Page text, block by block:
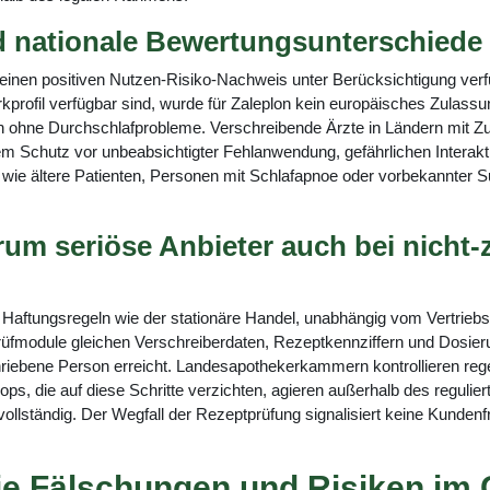
nationale Bewertungsunterschiede
positiven Nutzen-Risiko-Nachweis unter Berücksichtigung
verfügbar sind, wurde für Zaleplon kein europäisches
Durchschlafprobleme. Verschreibende Ärzte in Ländern mit
Schutz vor unbeabsichtigter Fehlanwendung, gefährlichen
ältere Patienten, Personen mit Schlafapnoe oder vorbekannter
seriöse Anbieter auch bei
wie der stationäre Handel, unabhängig vom
gleichen Verschreiberdaten, Rezeptkennziffern und
Person erreicht. Landesapothekerkammern kontrollieren
die auf diese Schritte verzichten, agieren außerhalb des
Der Wegfall der Rezeptprüfung signalisiert keine